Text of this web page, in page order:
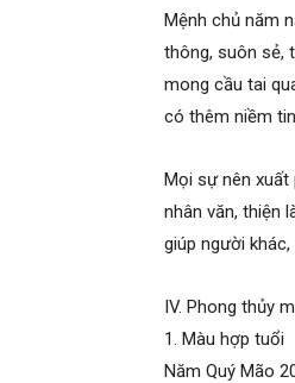
Mệnh chủ năm
thông, suôn sẻ,
mong cầu tai
có thêm niềm
Mọi sự nên
nhân văn, thiện
giúp người
IV. Phong thủy
1. Màu hợp tuổi
Năm Quý Mão